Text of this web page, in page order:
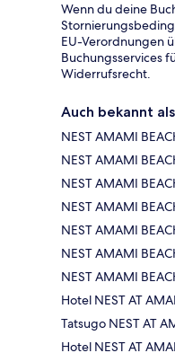
Wenn du deine
EU-Verordnungen
Buchungsservices
Widerrufsrecht.
Auch bekannt als
NEST AMAMI
NEST AMAMI
NEST AMAMI
NEST AMAMI
NEST AMAMI
NEST AMAMI
NEST AMAMI
Hotel NEST AT
Tatsugo NEST AT
Hotel NEST AT